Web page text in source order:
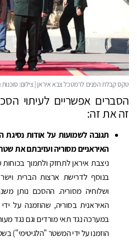
הסברים אפשריים לעיתוי
זה את זה:
תגובה לשמועות על אודות נסיגת
האיראניים מסוריה ועזיבתם את
ניצבת איראן לתחזק ולתמוך
בנוסף לדרישת ארצות הברית
ושלוחיה מסוריה. ההסכם נותן
האיראנית בסוריה, שהוזמנה על
במערכה נגד תאי מורדים וגם נגד
הוזמנו על ידי המשטר "הלגיטימי")